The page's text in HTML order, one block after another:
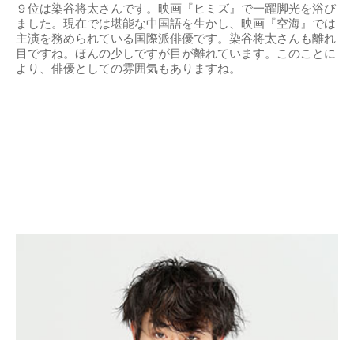
９位は染谷将太さんです。映画『ヒミズ』で一躍脚光を浴び
ました。現在では堪能な中国語を生かし、映画『空海』では
主演を務められている国際派俳優です。染谷将太さんも離れ
目ですね。ほんの少しですが目が離れています。このことに
より、俳優としての雰囲気もありますね。